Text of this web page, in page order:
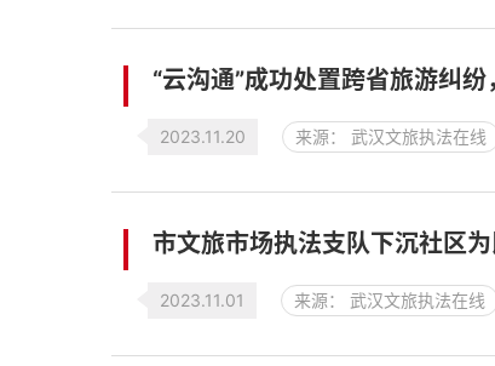
“云沟通”成功处置跨省旅游纠
2023.11.20 来源： 武汉文旅执法在线
市文旅市场执法支队下沉社区
2023.11.01 来源： 武汉文旅执法在线